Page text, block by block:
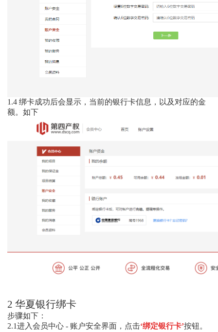
1.4 绑卡成功后会显示，当前的银行卡信息，以及对应的金
额。如下
2 华夏银行绑卡
步骤如下：
2.1进入会员中心 - 账户安全界面，点击‘绑定银行卡’按钮。